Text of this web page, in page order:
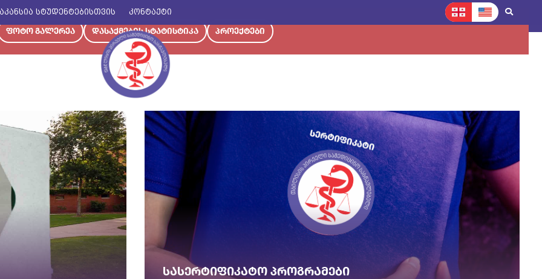
სტუდენტებისთვის კონტაქტი
საექთნო განათლება
დეტალები
ფოტო გალერეა დასაქმების სტატისტიკა პროექტები
სასერტიფიკატო პროგრამები